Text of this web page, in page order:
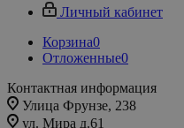
Личный кабинет
Корзина0
Отложенные0
Контактная информация
Улица Фрунзе, 238​
ул. Мира д.61